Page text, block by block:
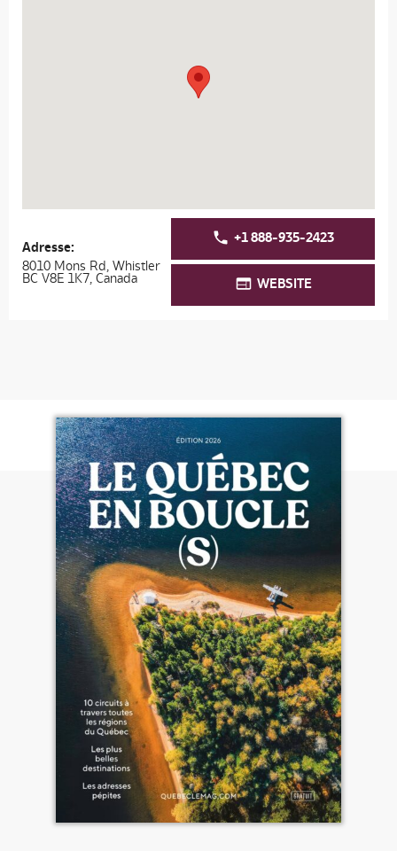
Adresse:
8010 Mons Rd, Whistler
BC V8E 1K7, Canada
+1 888-935-2423
WEBSITE